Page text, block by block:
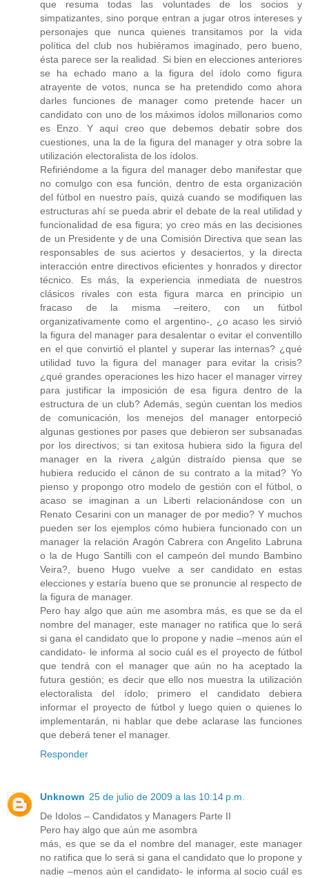
que resuma todas las voluntades de los socios y
simpatizantes, sino porque entran a jugar otros intereses y
personajes que nunca quienes transitamos por la vida
política del club nos hubiéramos imaginado, pero bueno,
ésta parece ser la realidad. Si bien en elecciones anteriores
se ha echado mano a la figura del ídolo como figura
atrayente de votos, nunca se ha pretendido como ahora
darles funciones de manager como pretende hacer un
candidato con uno de los máximos ídolos millonarios como
es Enzo. Y aquí creo que debemos debatir sobre dos
cuestiones, una la de la figura del manager y otra sobre la
utilización electoralista de los ídolos.
Refiriéndome a la figura del manager debo manifestar que
no comulgo con esa función, dentro de esta organización
del fútbol en nuestro país, quizá cuando se modifiquen las
estructuras ahí se pueda abrir el debate de la real utilidad y
funcionalidad de esa figura; yo creo más en las decisiones
de un Presidente y de una Comisión Directiva que sean las
responsables de sus aciertos y desaciertos, y la directa
interacción entre directivos eficientes y honrados y director
técnico. Es más, la experiencia inmediata de nuestros
clásicos rivales con esta figura marca en principio un
fracaso de la misma –reitero, con un fútbol
organizativamente como el argentino-, ¿o acaso les sirvió
la figura del manager para desalentar o evitar el conventillo
en el que convirtió el plantel y superar las internas? ¿qué
utilidad tuvo la figura del manager para evitar la crisis?
¿qué grandes operaciones les hizo hacer el manager virrey
para justificar la imposición de esa figura dentro de la
estructura de un club? Además, según cuentan los medios
de comunicación, los menejos del manager entorpeció
algunas gestiones por pases que debieron ser subsanadas
por los directivos; si tan exitosa hubiera sido la figura del
manager en la rivera ¿algún distraído piensa que se
hubiera reducido el cánon de su contrato a la mitad? Yo
pienso y propongo otro modelo de gestión con el fútbol, o
acaso se imaginan a un Liberti relacionándose con un
Renato Cesarini con un manager de por medio? Y muchos
pueden ser los ejemplos cómo hubiera funcionado con un
manager la relación Aragón Cabrera con Angelito Labruna
o la de Hugo Santilli con el campeón del mundo Bambino
Veira?, bueno Hugo vuelve a ser candidato en estas
elecciones y estaría bueno que se pronuncie al respecto de
la figura de manager.
Pero hay algo que aún me asombra más, es que se da el
nombre del manager, este manager no ratifica que lo será
si gana el candidato que lo propone y nadie –menos aún el
candidato- le informa al socio cuál es el proyecto de fútbol
que tendrá con el manager que aún no ha aceptado la
futura gestión; es decir que ello nos muestra la utilización
electoralista del ídolo; primero el candidato debiera
informar el proyecto de fútbol y luego quien o quienes lo
implementarán, ni hablar que debe aclarase las funciones
que deberá tener el manager.
Responder
Unknown 25 de julio de 2009 a las 10:14 p.m.
De Idolos – Candidatos y Managers Parte II
Pero hay algo que aún me asombra
más, es que se da el nombre del manager, este manager
no ratifica que lo será si gana el candidato que lo propone y
nadie –menos aún el candidato- le informa al socio cuál es